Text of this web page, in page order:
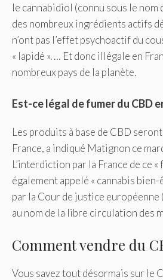
le cannabidiol (connu sous le nom
des nombreux ingrédients actifs
n’ont pas l’effet psychoactif du
« lapidé ». … Et donc illégale en
nombreux pays de la planète.
Est-ce légal de fumer du CBD
Les produits à base de CBD
France, a indiqué Matignon ce
L’interdiction par la France de ce «
également appelé « cannabis bien-
par la Cour de justice européenne
au nom de la libre circulation des
Comment vendre du
Vous savez tout désormais sur le